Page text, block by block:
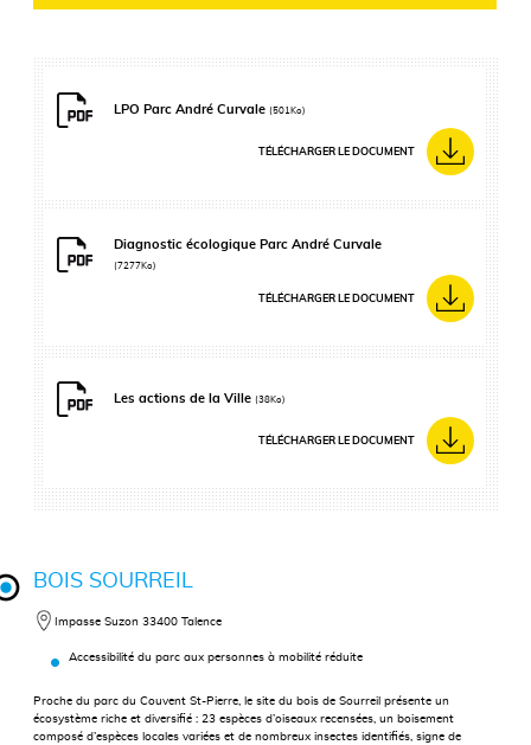
LPO Parc André Curvale(501Ko)
TÉLÉCHARGER LE DOCUMENT
Diagnostic écologique Parc André Curvale
(7277Ko)
TÉLÉCHARGER LE DOCUMENT
Les actions de la Ville(38Ko)
TÉLÉCHARGER LE DOCUMENT
BOIS SOURREIL
Impasse Suzon 33400 Talence
Accessibilité du parc aux personnes à mobilité réduite
Proche du parc du Couvent St-Pierre, le site du bois de Sourreil présente un
écosystème riche et diversifié : 23 espèces d’oiseaux recensées, un boisement
composé d’espèces locales variées et de nombreux insectes identifiés, signe de